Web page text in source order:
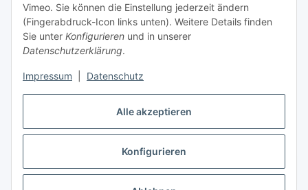
Alle akzeptieren
Konfigurieren
Vimeo. Sie können die Einstellung jederzeit ändern
(Fingerabdruck-Icon links unten). Weitere Details finden
Sie unter Konfigurieren und in unserer
Datenschutzerklärung.
Impressum Datenschutz
Versandinformationen
Vertrag widerrufen